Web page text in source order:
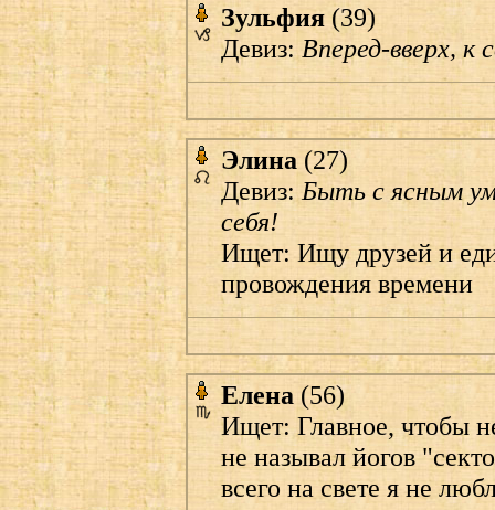
Зульфия (39)
Девиз:Вперед-вверх, к
Элина (27)
Девиз:Быть с ясным
себя!
Ищет: Ищу друзей и
провождения времени
Елена (56)
Ищет: Главное, чтобы
не называл йогов
всего на свете я не